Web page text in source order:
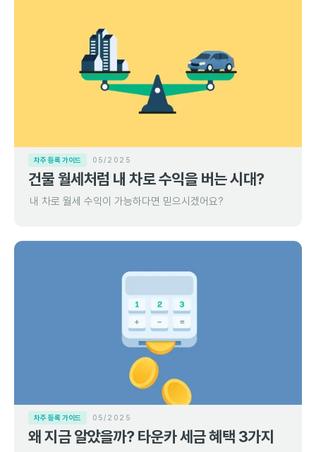
차주 등록 가이드 05/2025
건물 월세처럼 내 차로 수익을 버는 시대?
내 차로 월세 수익이 가능하다면 믿으시겠어요?
차주 등록 가이드 05/2025
왜 지금 알았을까? 타운카 세금 혜택 3가지